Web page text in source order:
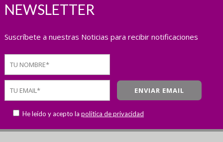
NEWSLETTER
Suscríbete a nuestras Noticias para recibir notificaciones
He leído y acepto la política de privacidad